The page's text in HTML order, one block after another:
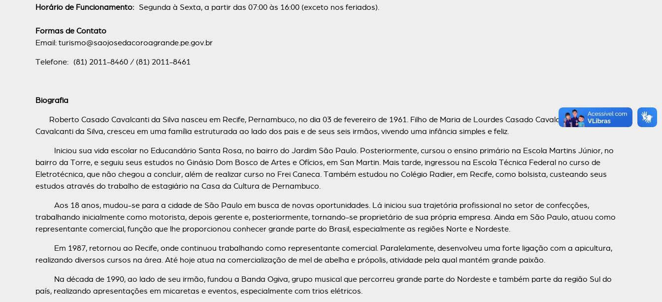
Horário de Funcionamento:Segunda à Sexta, a partir das 07:00 às 16:00 (exceto nos feriados).
Formas de Contato
Email: turismo@saojosedacoroagrande.pe.gov.br
Telefone: (81) 2011-8460 / (81) 2011-8461
Biografia
Roberto Casado Cavalcanti da Silva nasceu em Recife, Pernambuco, no dia 03 de fevereiro de 1961. Filho de Maria de Lourdes Casado Cavalcanti e Antônio
Cavalcanti da Silva, cresceu em uma família estruturada ao lado dos pais e de seus seis irmãos, vivendo uma infância simples e feliz.
Iniciou sua vida escolar no Educandário Santa Rosa, no bairro do Jardim São Paulo. Posteriormente, cursou o ensino primário na Escola Martins Júnior, no
bairro da Torre, e seguiu seus estudos no Ginásio Dom Bosco de Artes e Ofícios, em San Martin. Mais tarde, ingressou na Escola Técnica Federal no curso de
Eletrotécnica, que não chegou a concluir, além de realizar curso no Frei Caneca. Também estudou no Colégio Radier, em Recife, como bolsista, custeando seus
estudos através do trabalho de estagiário na Casa da Cultura de Pernambuco.
Aos 18 anos, mudou-se para a cidade de São Paulo em busca de novas oportunidades. Lá iniciou sua trajetória profissional no setor de confecções,
trabalhando inicialmente como motorista, depois gerente e, posteriormente, tornando-se proprietário de sua própria empresa. Ainda em São Paulo, atuou como
representante comercial, função que lhe proporcionou conhecer grande parte do Brasil, especialmente as regiões Norte e Nordeste.
Em 1987, retornou ao Recife, onde continuou trabalhando como representante comercial. Paralelamente, desenvolveu uma forte ligação com a apicultura,
realizando diversos cursos na área. Até hoje atua na comercialização de mel de abelha e própolis, atividade pela qual mantém grande paixão.
Na década de 1990, ao lado de seu irmão, fundou a Banda Ogiva, grupo musical que percorreu grande parte do Nordeste e também parte da região Sul do
país, realizando apresentações em micaretas e eventos, especialmente com trios elétricos.